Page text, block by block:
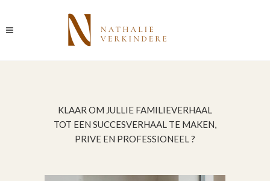
KLAAR OM JULLIE FAMILIEVERHAAL
TOT EEN SUCCESVERHAAL TE MAKEN,
PRIVE EN PROFESSIONEEL ?